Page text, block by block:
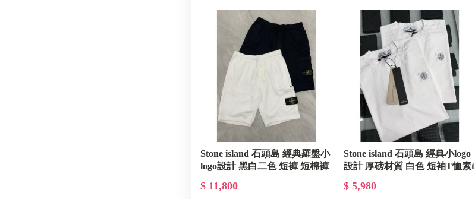
Stone island 石頭島 經典羅盤小
logo設計 黑白二色 短褲 短棉褲
$ 11,800
Stone island 石頭島 經典小logo
設計 厚磅材質 白色 短袖T恤素t
$ 5,980